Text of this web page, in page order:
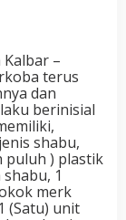
–
terus
dan
berinisial
shabu,
puluh ) plastik
1
merk
(Satu) unit